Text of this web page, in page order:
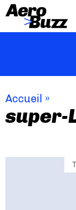
Accueil »
super-